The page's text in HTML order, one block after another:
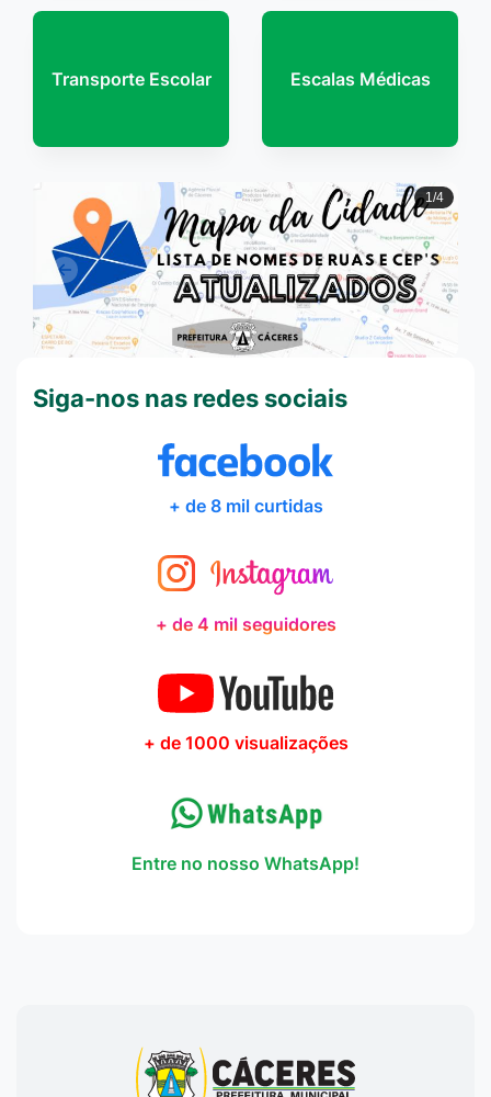
2/4
Anterior
Transporte Escolar Escalas Médicas
Siga-nos nas redes sociais
+ de 8 mil curtidas
+ de 4 mil seguidores
+ de 1000 visualizações
Entre no nosso WhatsApp!